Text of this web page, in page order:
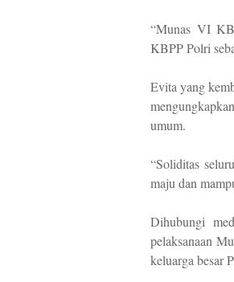
“Munas VI
KBPP Polri
Evita yang
umum.
“Soliditas
maju dan
Dihubungi
pelaksanaan
keluarga besar